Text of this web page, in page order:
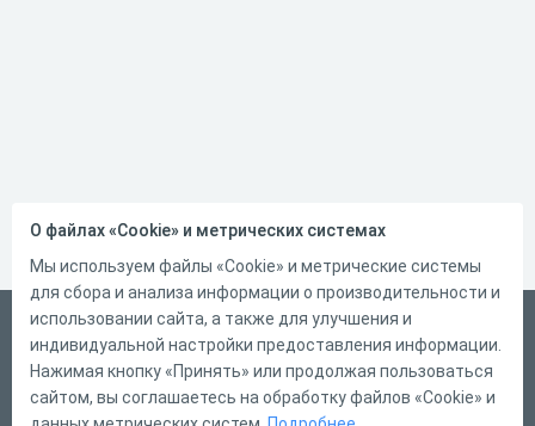
Русский
Справка
Форма обратной связи
О файлах «Cookie» и метрических системах
Мы используем файлы «Cookie» и метрические системы
для сбора и анализа информации о производительности и
использовании сайта, а также для улучшения и
индивидуальной настройки предоставления информации.
Нажимая кнопку «Принять» или продолжая пользоваться
сайтом, вы соглашаетесь на обработку файлов «Cookie» и